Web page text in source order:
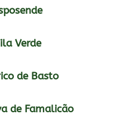
Verde
de Basto
de Famalicão